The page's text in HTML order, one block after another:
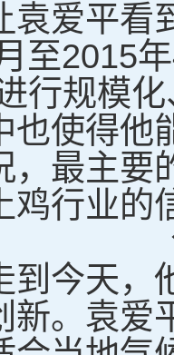
袁爱平看
2015年
行规模
也使得他
，最主要
鸡行业的
今天，
。袁爱平